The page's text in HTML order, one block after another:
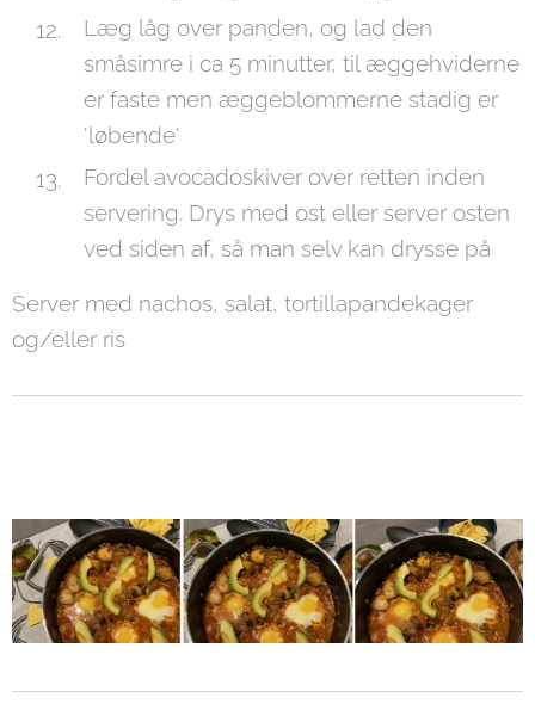
Læg låg over panden, og lad den
småsimre i ca 5 minutter, til æggehviderne
er faste men æggeblommerne stadig er
'løbende'
Fordel avocadoskiver over retten inden
servering. Drys med ost eller server osten
ved siden af, så man selv kan drysse på
Server med nachos, salat, tortillapandekager
og/eller ris